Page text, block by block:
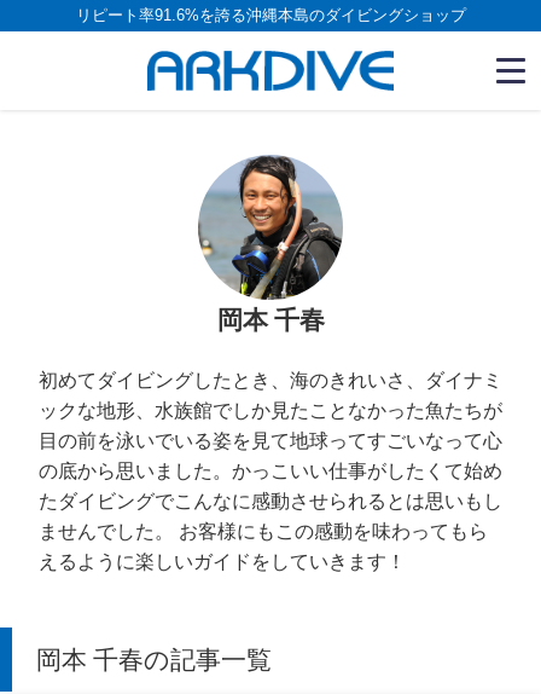
リピート率91.6%を誇る沖縄本島のダイビングショップ
岡本 千春
初めてダイビングしたとき、海のきれいさ、ダイナミ
ックな地形、水族館でしか見たことなかった魚たちが
目の前を泳いでいる姿を見て地球ってすごいなって心
の底から思いました。かっこいい仕事がしたくて始め
たダイビングでこんなに感動させられるとは思いもし
ませんでした。 お客様にもこの感動を味わってもら
えるように楽しいガイドをしていきます！
岡本 千春の記事一覧